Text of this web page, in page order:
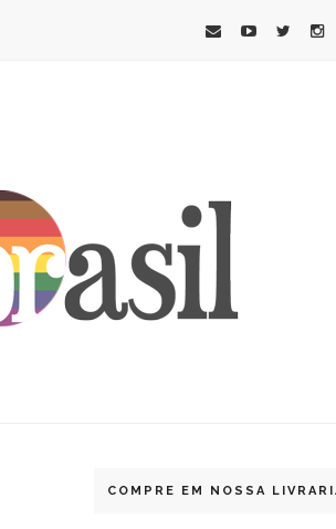
COMPRE EM NOSSA